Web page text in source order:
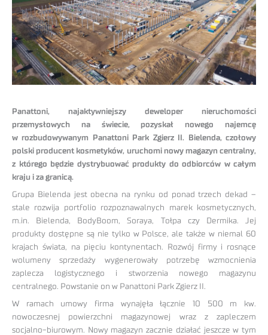
Panattoni, najaktywniejszy deweloper nieruchomości
przemysłowych na świecie, pozyskał nowego najemcę
w rozbudowywanym Panattoni Park Zgierz II. Bielenda, czołowy
polski producent kosmetyków, uruchomi nowy magazyn centralny,
z którego będzie dystrybuować produkty do odbiorców w całym
kraju i za granicą.
Grupa Bielenda jest obecna na rynku od ponad trzech dekad –
stale rozwija portfolio rozpoznawalnych marek kosmetycznych,
m.in. Bielenda, BodyBoom, Soraya, Tołpa czy Dermika. Jej
produkty dostępne są nie tylko w Polsce, ale także w niemal 60
krajach świata, na pięciu kontynentach. Rozwój firmy i rosnące
wolumeny sprzedaży wygenerowały potrzebę wzmocnienia
zaplecza logistycznego i stworzenia nowego magazynu
centralnego. Powstanie on w Panattoni Park Zgierz II.
W ramach umowy firma wynajęła łącznie 10 500 m kw.
nowoczesnej powierzchni magazynowej wraz z zapleczem
socjalno-biurowym. Nowy magazyn zacznie działać jeszcze w tym